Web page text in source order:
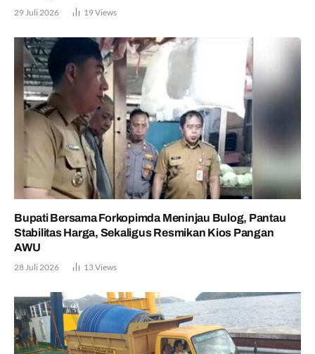
29 Juli 2026 19Views
Bupati Bersama Forkopimda Meninjau Bulog, Pantau
Stabilitas Harga, Sekaligus Resmikan Kios Pangan
AWU
28 Juli 2026 13Views